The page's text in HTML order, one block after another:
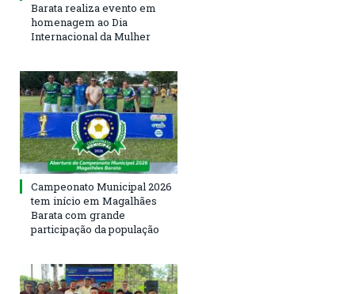
Barata realiza evento em
homenagem ao Dia
Internacional da Mulher
Campeonato Municipal 2026
tem início em Magalhães
Barata com grande
participação da população